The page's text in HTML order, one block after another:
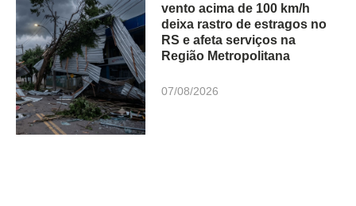
vento acima de 100 km/h
deixa rastro de estragos no
RS e afeta serviços na
Região Metropolitana
07/08/2026